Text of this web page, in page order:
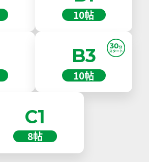
10帖
B3
10帖
C1
8帖